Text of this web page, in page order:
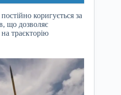
коригується за
що дозволяє
траєкторію